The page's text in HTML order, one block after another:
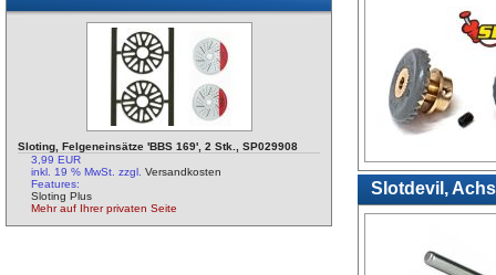
Sloting, Felgeneinsätze 'BBS 169', 2 Stk., SP029908
3,99 EUR
inkl. 19 % MwSt. zzgl. Versandkosten
Features:
Sloting Plus
Mehr auf Ihrer privaten Seite
Slotdevil,